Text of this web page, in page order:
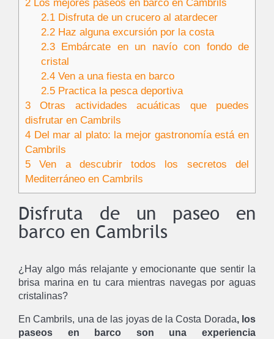
2 Los mejores paseos en barco en Cambrils
2.1Disfruta de un crucero al atardecer
2.2Haz alguna excursión por la costa
2.3Embárcate en un navío con fondo de
cristal
2.4Ven a una fiesta en barco
2.5Practica la pesca deportiva
3 Otras actividades acuáticas que puedes
disfrutar en Cambrils
4 Del mar al plato: la mejor gastronomía está en
Cambrils
5 Ven a descubrir todos los secretos del
Mediterráneo en Cambrils
Disfruta de un paseo en
barco en Cambrils
¿Hay algo más relajante y emocionante que sentir la
brisa marina en tu cara mientras navegas por aguas
cristalinas?
En Cambrils, una de las joyas de la Costa Dorada, los
paseos en barco son una experiencia